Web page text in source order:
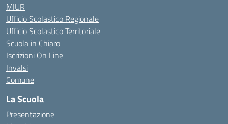
MIUR
Ufficio Scolastico Regionale
Ufficio Scolastico Territoriale
Scuola in Chiaro
Iscrizioni On Line
Invalsi
Comune
La Scuola
Presentazione